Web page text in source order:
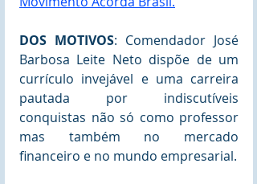
DOS MOTIVOS: Comendador José
Barbosa Leite Neto dispõe de um
currículo invejável e uma carreira
pautada por indiscutíveis
conquistas não só como professor
mas também no mercado
financeiro e no mundo empresarial.